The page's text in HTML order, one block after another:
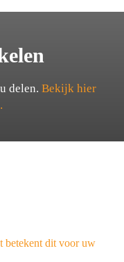
delen. Bekijk hier
betekent dit voor uw